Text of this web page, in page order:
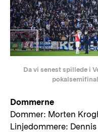
Da vi senest spillede i
Dommerne
Dommer: Morten
Linjedommere: